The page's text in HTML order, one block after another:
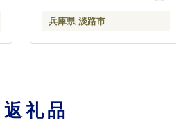
兵庫県 淡路市
礼品